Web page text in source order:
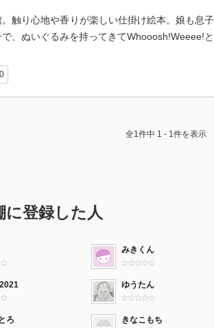
。触り心地や香りが楽しい仕掛け絵本。娘も息
で、ぬいぐるみを持ってきてWhooosh!Weeee!
0
全1件中 1 - 1件を表示
に登録した人
みきくん
ゆうたん
ろ きなこもち